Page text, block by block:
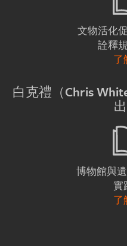
文物活化
詮釋
了
白克禮（Chris
博物館與
實
了